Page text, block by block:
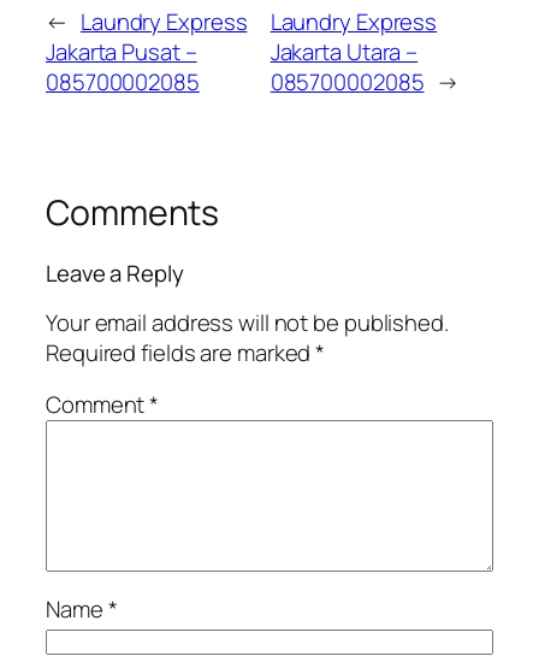
← Laundry Express
Jakarta Pusat –
085700002085
Laundry Express
Jakarta Utara –
085700002085 →
Comments
Leave a Reply
Your email address will not be published.
Required fields are marked*
Comment*
Name*